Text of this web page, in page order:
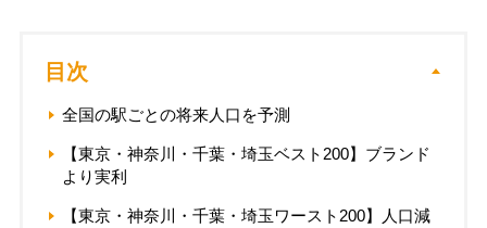
目次
全国の駅ごとの将来人口を予測
【東京・神奈川・千葉・埼玉ベスト200】ブランド
より実利
【東京・神奈川・千葉・埼玉ワースト200】人口減